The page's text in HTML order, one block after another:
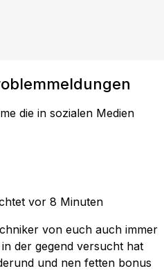
die in sozialen Medien
vor 8 Minuten
von euch auch immer
der gegend versucht hat
und nen fetten bonus